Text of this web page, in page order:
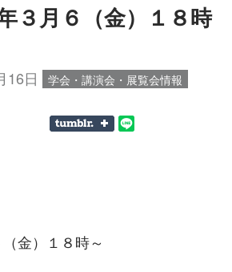
３月６（金）１８時
16日 学会・講演会・展覧会情報
金）１８時～